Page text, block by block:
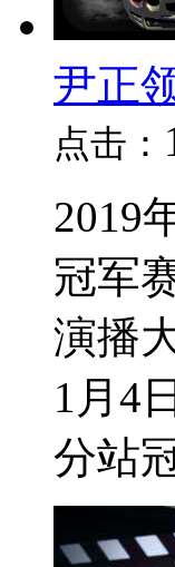
尹正
点击：
2019
冠军
演播
1月4
分站